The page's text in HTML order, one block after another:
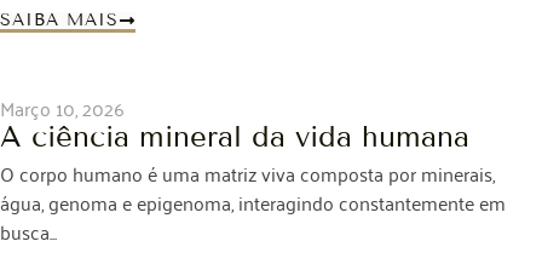
SAIBA MAIS
O corpo humano é uma matriz viva composta por minerais,
água, genoma e epigenoma, interagindo constantemente em
busca...
A ciência mineral da vida humana
Março 10, 2026